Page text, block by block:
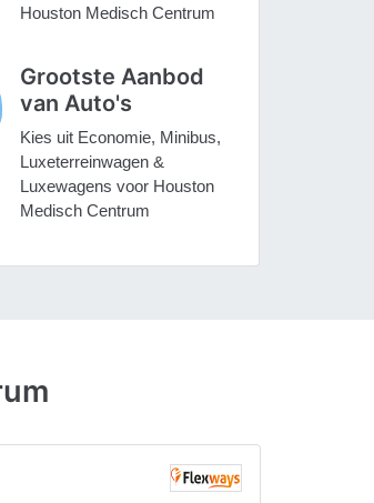
Houston Medisch Centrum
Grootste Aanbod
van Auto's
Kies uit Economie, Minibus,
Luxeterreinwagen &
Luxewagens voor Houston
Medisch Centrum